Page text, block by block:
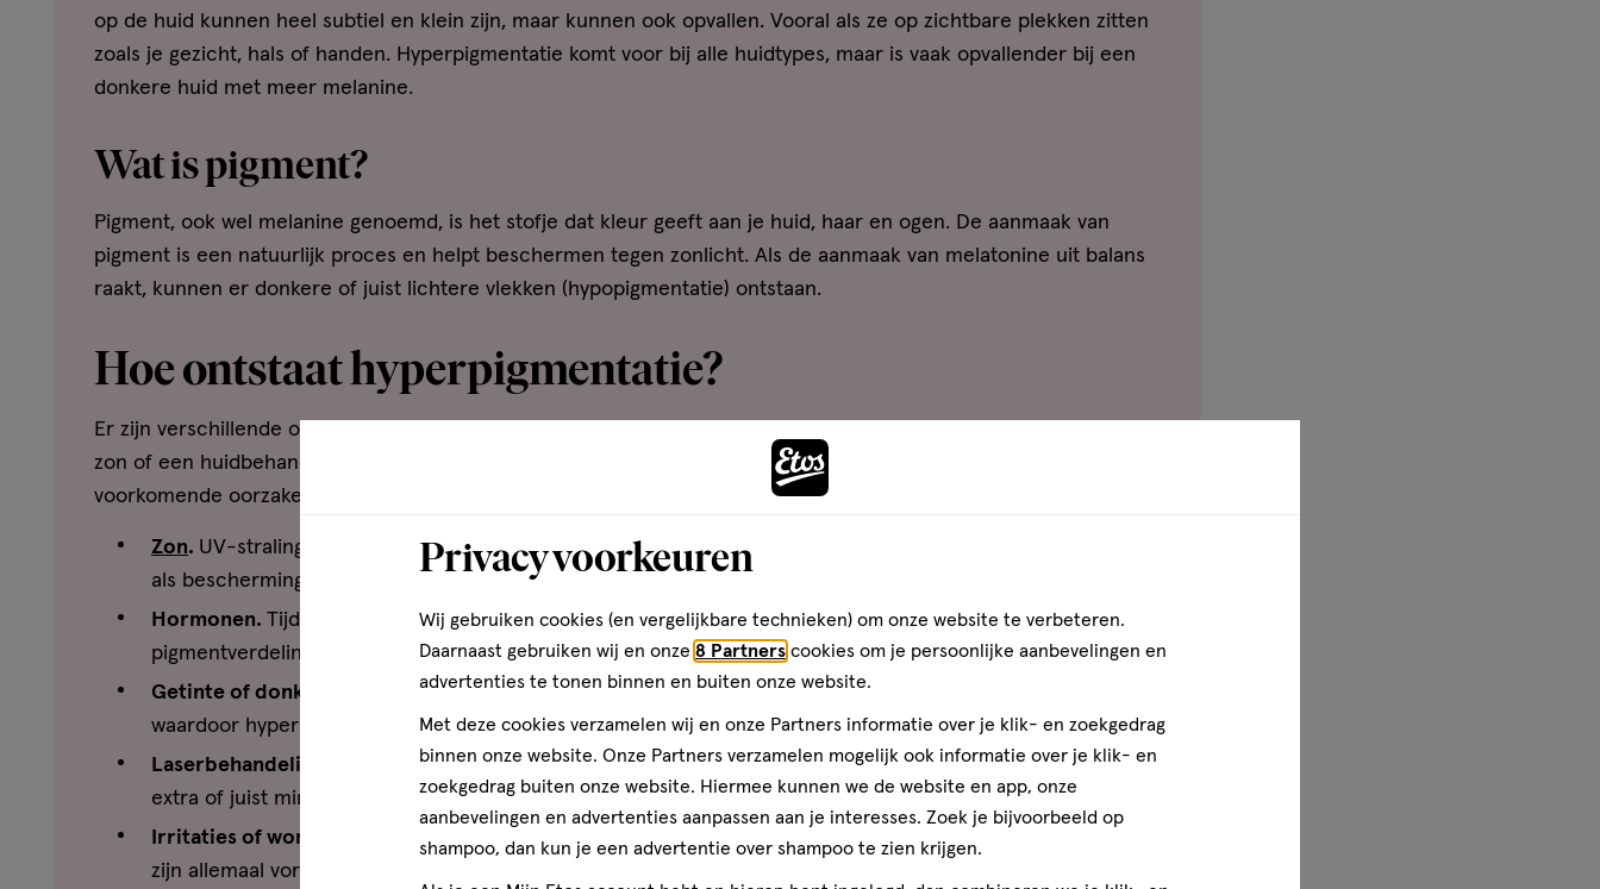
op de huid kunnen heel subtiel en klein zijn, maar kunnen ook opvallen. Vooral als ze op zichtbare plekken zitten
zoals je gezicht, hals of handen. Hyperpigmentatie komt voor bij alle huidtypes, maar is vaak opvallender bij een
donkere huid met meer melanine.
Wat is pigment?
Pigment, ook wel melanine genoemd, is het stofje dat kleur geeft aan je huid, haar en ogen. De aanmaak van
pigment is een natuurlijk proces en helpt beschermen tegen zonlicht. Als de aanmaak van melatonine uit balans
raakt, kunnen er donkere of juist lichtere vlekken (hypopigmentatie) ontstaan.
Hoe ontstaat hyperpigmentatie?
Er zijn verschillende oorzaken voor hyperpigmentatie. Soms heeft het te maken met externe factoren, zoals de
zon of een huidbehandeling. Ook kan je huidtype of hormoonhuishouding een rol spelen. Wij zetten de meest
voorkomende oorzaken van hyperpigmentatie voor je op een rij.
Zon. UV-straling is een van de grootste triggers van hyperpigmentaties. Je huid maakt extra pigment aan
als bescherming, wat kan zorgen voor ongelijkmatige vlekjes.
Hormonen. Tijdens de zwangerschapof door gebruik het van de pil kunnen hormonale veranderingen de
pigmentverdeling beïnvloeden.
Getinte of donkere huid.
Mensen met een getinte of donkere huid maken van nature meer pigment aan,
waardoor hyperpigmentatie sneller zichtbaar kan zijn.
Laserbehandelingen.
De huid kan na eenlaserbehandeling(denk aan laserontharing) tijdelijk reageren met
extra of juist minder pigmentvorming. Dit verschilt per huidtype.
Irritaties of wondjes.
Een puistje dat je uitknijpt, een schaafwondje of een huidreactie na het scheren: het
zijn allemaal vormen van kleine huidbeschadigingen. Tijdens het herstelproces maakt de huid soms extra
Privacy voorkeuren
Wij gebruiken cookies (en vergelijkbare technieken) om onze website te verbeteren.
Daarnaast gebruiken wij en onze 8 Partners cookies om je persoonlijke aanbevelingen en
advertenties te tonen binnen en buiten onze website.
Met deze cookies verzamelen wij en onze Partners informatie over je klik- en zoekgedrag
binnen onze website. Onze Partners verzamelen mogelijk ook informatie over je klik- en
zoekgedrag buiten onze website. Hiermee kunnen we de website en app, onze
aanbevelingen en advertenties aanpassen aan je interesses. Zoek je bijvoorbeeld op
shampoo, dan kun je een advertentie over shampoo te zien krijgen.